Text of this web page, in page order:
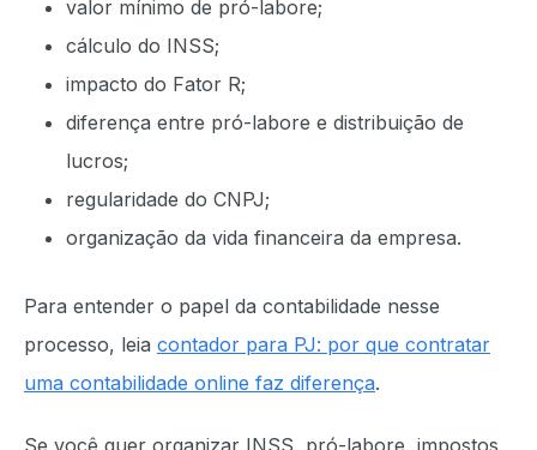
valor mínimo de pró-labore;
cálculo do INSS;
impacto do Fator R;
diferença entre pró-labore e distribuição de
lucros;
regularidade do CNPJ;
organização da vida financeira da empresa.
Para entender o papel da contabilidade nesse
processo, leia contador para PJ: por que contratar
uma contabilidade online faz diferença.
Se você quer organizar INSS, pró-labore, impostos